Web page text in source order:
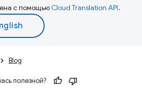
с помощьюCloud Translation API.
Blog
полезной?